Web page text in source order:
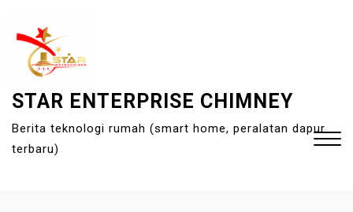
STAR ENTERPRISE CHIMNEY
Berita teknologi rumah (smart home, peralatan dapur
terbaru)